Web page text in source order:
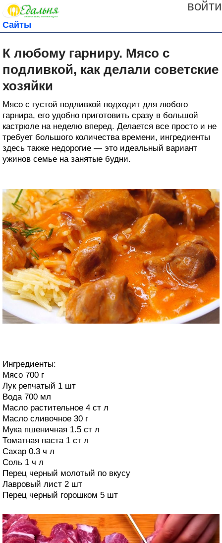
войти
Сайты
К любому гарниру. Мясо с
подливкой, как делали советские
хозяйки
Мясо с густой подливкой подходит для любого
гарнира, его удобно приготовить сразу в большой
кастрюле на неделю вперед. Делается все просто и не
требует большого количества времени, ингредиенты
здесь также недорогие — это идеальный вариант
ужинов семье на занятые будни.
Ингредиенты:
Мясо 700 г
Лук репчатый 1 шт
Вода 700 мл
Масло растительное 4 ст л
Масло сливочное 30 г
Мука пшеничная 1.5 ст л
Томатная паста 1 ст л
Сахар 0.3 ч л
Соль 1 ч л
Перец черный молотый по вкусу
Лавровый лист 2 шт
Перец черный горошком 5 шт